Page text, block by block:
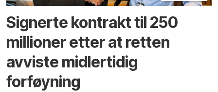
Signerte kontrakt til 250
millioner etter at retten
avviste midlertidig
forføyning